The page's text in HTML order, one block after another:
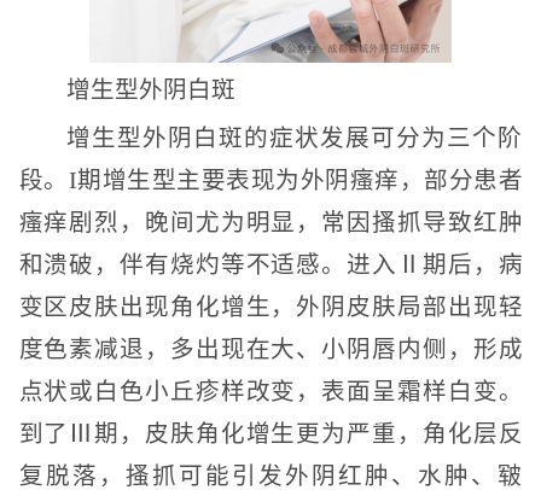
增生型外阴白斑
增生型外阴白斑的症状发展可分为三个阶
段。I期增生型主要表现为外阴瘙痒，部分患者
瘙痒剧烈，晚间尤为明显，常因搔抓导致红肿
和溃破，伴有烧灼等不适感。进入Ⅱ期后，病
变区皮肤出现角化增生，外阴皮肤局部出现轻
度色素减退，多出现在大、小阴唇内侧，形成
点状或白色小丘疹样改变，表面呈霜样白变。
到了Ⅲ期，皮肤角化增生更为严重，角化层反
复脱落，搔抓可能引发外阴红肿、水肿、皲